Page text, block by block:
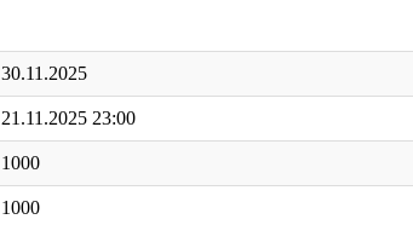
30.11.2025
21.11.2025 23:00
1000
1000